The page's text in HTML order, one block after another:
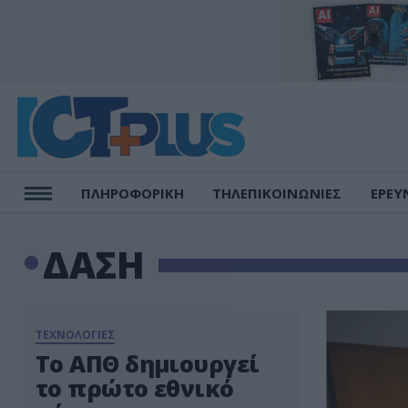
ΠΛΗΡΟΦΟΡΙΚΗ ΤΗΛΕΠΙΚΟΙΝΩΝΙΕΣ
ΔΑΣΗ
ΤΕΧΝΟΛΟΓΙΕΣ
Το ΑΠΘ δημιουργεί
το πρώτο εθνικό